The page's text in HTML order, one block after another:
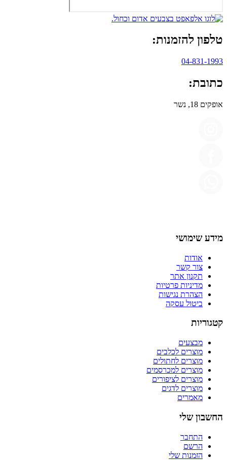
טלפון להזמנות:
04-831-1993
כתובת:
אופקים 18, נשר
מידע שימושי
אודות
צור קשר
תקנון אתר
מדיניות פרטיות
הצהרת נגישות
ביטול עסקה
קטגוריות
מבצעים
מוצרים לכלבים
מוצרים לחתולים
מוצרים למכרסמים
מוצרים לציפורים
מוצרים לדגים
מאמרים
החשבון שלי
התחבר
הרשם
הזמנות שלי